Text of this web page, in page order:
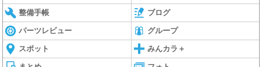
整備手帳 ブログ
パーツレビュー グループ
スポット みんカラ＋